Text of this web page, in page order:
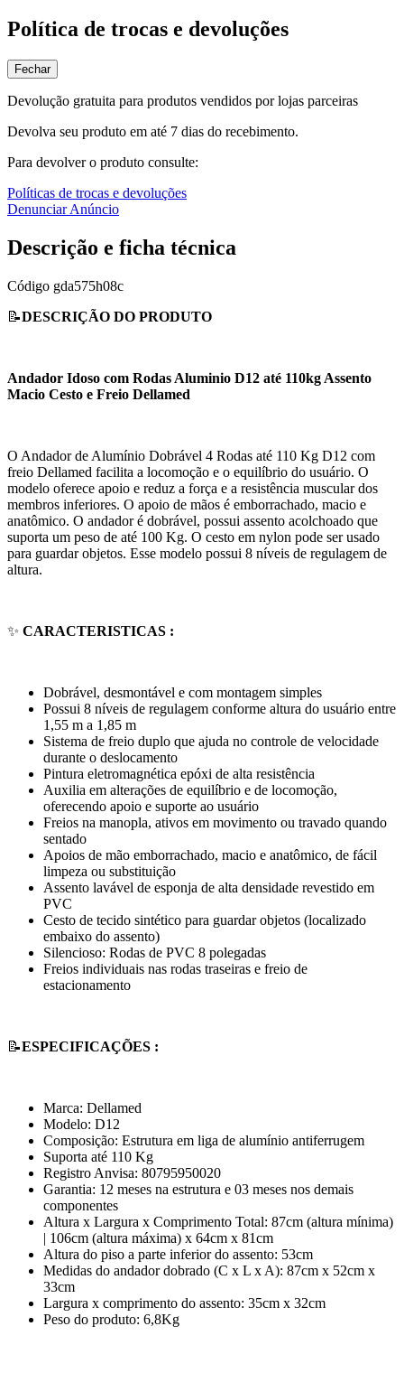
Política de trocas e devoluções
Fechar
Devolução gratuita para produtos vendidos por lojas parceiras
Devolva seu produto em até 7 dias do recebimento.
Para devolver o produto consulte:
Políticas de trocas e devoluções
Denunciar Anúncio
Descrição e ficha técnica
Código gda575h08c
📝DESCRIÇÃO DO PRODUTO
Andador Idoso com Rodas Aluminio D12 até 110kg Assento
Macio Cesto e Freio Dellamed
O Andador de Alumínio Dobrável 4 Rodas até 110 Kg D12 com
freio Dellamed facilita a locomoção e o equilíbrio do usuário. O
modelo oferece apoio e reduz a força e a resistência muscular dos
membros inferiores. O apoio de mãos é emborrachado, macio e
anatômico. O andador é dobrável, possui assento acolchoado que
suporta um peso de até 100 Kg. O cesto em nylon pode ser usado
para guardar objetos. Esse modelo possui 8 níveis de regulagem de
altura.
✨ CARACTERISTICAS :
Dobrável, desmontável e com montagem simples
Possui 8 níveis de regulagem conforme altura do usuário entre
1,55 m a 1,85 m
Sistema de freio duplo que ajuda no controle de velocidade
durante o deslocamento
Pintura eletromagnética epóxi de alta resistência
Auxilia em alterações de equilíbrio e de locomoção,
oferecendo apoio e suporte ao usuário
Freios na manopla, ativos em movimento ou travado quando
sentado
Apoios de mão emborrachado, macio e anatômico, de fácil
limpeza ou substituição
Assento lavável de esponja de alta densidade revestido em
PVC
Cesto de tecido sintético para guardar objetos (localizado
embaixo do assento)
Silencioso: Rodas de PVC 8 polegadas
Freios individuais nas rodas traseiras e freio de
estacionamento
📝ESPECIFICAÇÕES :
Marca: Dellamed
Modelo: D12
Composição: Estrutura em liga de alumínio antiferrugem
Suporta até 110 Kg
Registro Anvisa: 80795950020
Garantia: 12 meses na estrutura e 03 meses nos demais
componentes
Altura x Largura x Comprimento Total: 87cm (altura mínima)
| 106cm (altura máxima) x 64cm x 81cm
Altura do piso a parte inferior do assento: 53cm
Medidas do andador dobrado (C x L x A): 87cm x 52cm x
33cm
Largura x comprimento do assento: 35cm x 32cm
Peso do produto: 6,8Kg